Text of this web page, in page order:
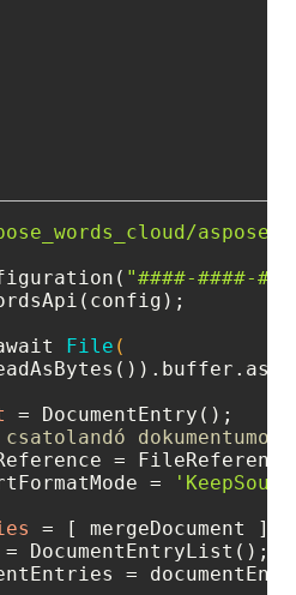
"####-####-
File (
=
=
=
=
= DocumentEntryList();
=